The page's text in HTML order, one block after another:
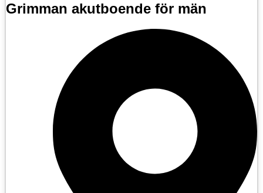
Grimman akutboende för män